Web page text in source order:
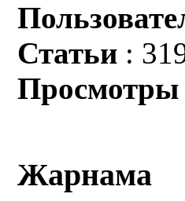
Статьи :
Просмотры
Жарнама